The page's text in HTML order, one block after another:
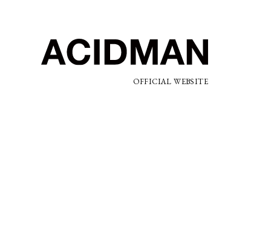
OFFICIAL WEBSITE